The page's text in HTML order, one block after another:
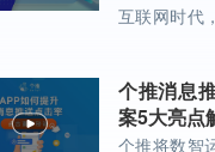
互联网时代
个推消息
案5大亮点
个推将数智